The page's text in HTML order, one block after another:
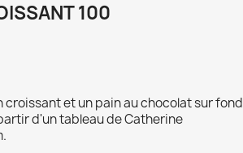
100
croissant et un pain au chocolat sur fond
d'un tableau de Catherine